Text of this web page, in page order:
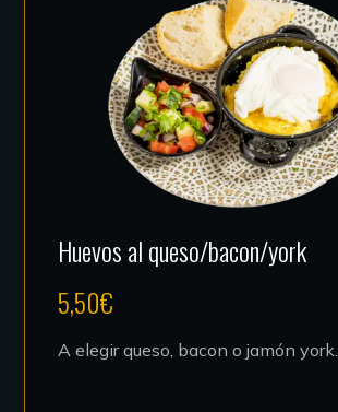
Huevos al queso/bacon/york
5,50€
A elegir queso, bacon o jamón york.